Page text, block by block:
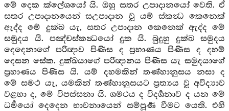
මේ දෙක ක්ලේශයෝ යි. ඔහු සතර උපාදානයෝ වෙති. ඒ
සතර උපාදානයෙන් සඋපාදාන වූ යම් ස්කන්‍ධ කෙනෙක්
ඇද්ද මේ දුක්ඛ යැ, සතර උපාදාන කෙනෙක් ඇද්ද මේ
සමුදය යි. පඤ්චස්කන්‍ධයෝ දුක යි. බුදුහු දුක්ඛ සමුදය
දෙදෙනාගේ පරිඥාව පිණිස ද ප්‍රහාණය පිණිස ද දහම්
දෙසන සේක. දුක්ඛයාගේ පරිඥානය පිණිස යැ සමුදයාගේ
ප්‍රහාණය පිණිස යි. යම් දහමකින් තණ්හානුසය නසා ද
මේ සමථ යැ, යමකින් තණ්හානුසයට ප්‍රත්‍යය වූ අවිද්‍යාව
වළහා ද, මේ විපස්සනා යි. ශමථය ද විදර්‍ශනාව ද යන මේ
ධර්‍මයෝ දෙදෙන භාවනායෙන් සම්පූර්‍ණ වීමට යෙති. එහි